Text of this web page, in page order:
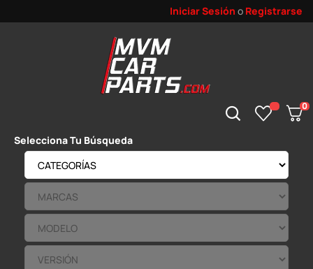
Iniciar Sesión o Registrarse
0
Selecciona Tu Búsqueda